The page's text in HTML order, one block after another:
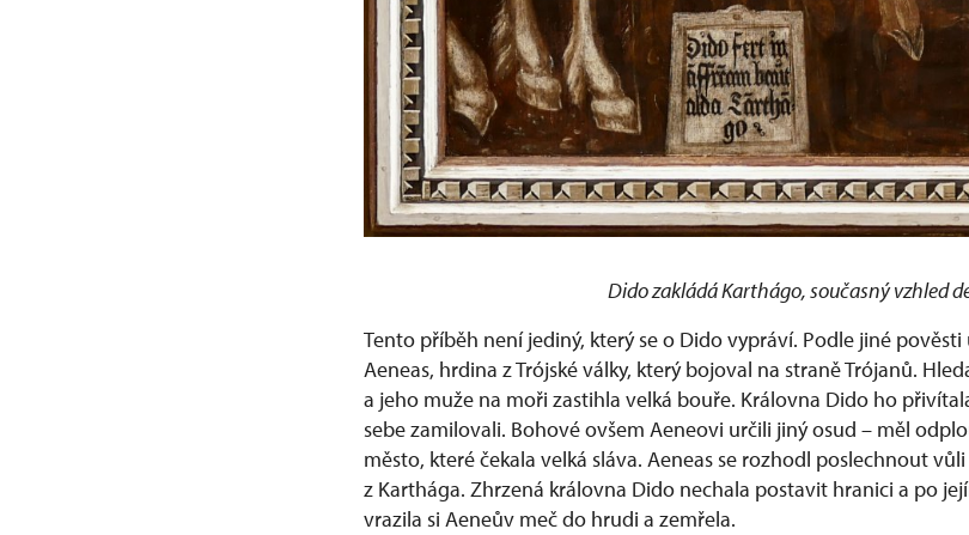
Dido zakládá Karthágo, současný vzhled
Tento příběh není jediný, který se o Dido vypráví. Podle jiné
Aeneas, hrdina z Trójské války, který bojoval na straně Trójanů.
a jeho muže na moři zastihla velká bouře. Královna Dido ho
sebe zamilovali. Bohové ovšem Aeneovi určili jiný osud – měl
město, které čekala velká sláva. Aeneas se rozhodl poslechnout
z Karthága. Zhrzená královna Dido nechala postavit hranici a po
vrazila si Aeneův meč do hrudi a zemřela.